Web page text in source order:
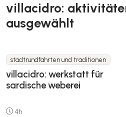
villacidro:
ausgewählt
stadtrundfahrten und traditionen
villacidro: werkstatt für
sardische weberei
4h